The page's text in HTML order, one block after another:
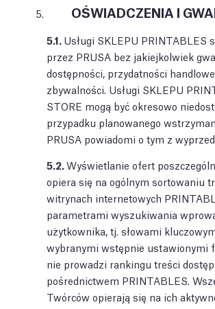
OŚWIADCZENIA I
5.1. Usługi SKLEPU PRINTABLES
przez PRUSA bez jakiejkolwiek
dostępności, przydatności
zbywalności. Usługi SKLEPU
STORE mogą być okresowo
przypadku planowanego
PRUSA powiadomi o tym z
5.2.Wyświetlanie ofert
opiera się na ogólnym sortowaniu
witrynach internetowych
parametrami wyszukiwania
użytkownika, tj. słowami
wybranymi wstępnie ustawionymi
nie prowadzi rankingu treści
pośrednictwem PRINTABLES.
Twórców opierają się na ich